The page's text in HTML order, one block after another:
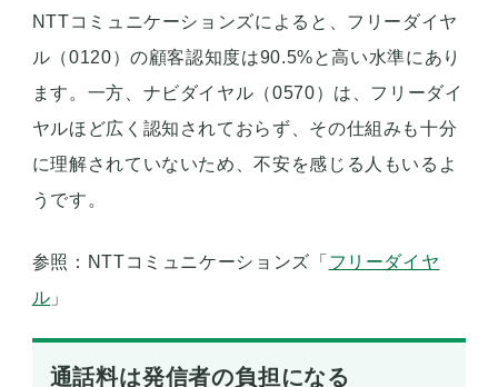
NTTコミュニケーションズによると、フリーダイヤ
ル（0120）の顧客認知度は90.5%と高い水準にあり
ます。一方、ナビダイヤル（0570）は、フリーダイ
ヤルほど広く認知されておらず、その仕組みも十分
に理解されていないため、不安を感じる人もいるよ
うです。
参照：NTTコミュニケーションズ「 フリーダイヤ
ル 」
通話料は発信者の負担になる